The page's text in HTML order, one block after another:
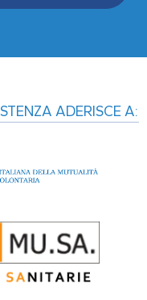
ADERISCE A: